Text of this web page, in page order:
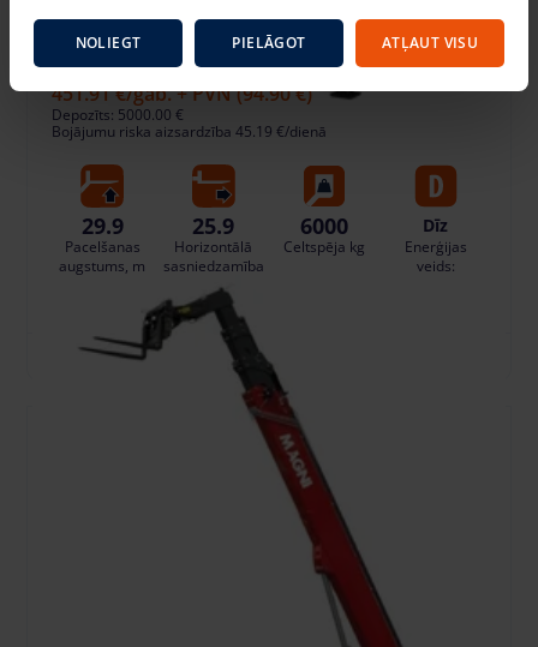
Rotējošais teleskopiskais iekrāvējs Manitou
MRT3060
451.91 €/gab. + PVN(94.90 €)
Depozīts: 5000.00 €
Bojājumu riska aizsardzība 45.19 €/dienā
29.9
Pacelšanas
augstums, m
25.9
Horizontālā
sasniedzamība
, m
6000
Celtspēja kg
Dīz
Enerģijas
veids:
PIEVIENOT GROZAM
NOLIEGT PIELĀGOT ATĻAUT VISU